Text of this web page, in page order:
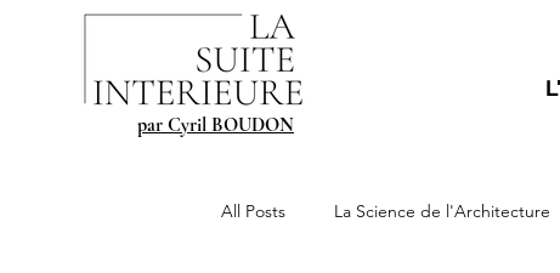
par Cyril BOUDON
All Posts La Science de l'Architecture